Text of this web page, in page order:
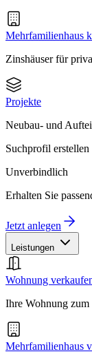
Mehrfamilienhaus
Zinshäuser für
Projekte
Neubau- und
Suchprofil erstellen
Unverbindlich
Erhalten Sie
Jetzt anlegen
Leistungen
Wohnung
Ihre Wohnung zum
Mehrfamilienhaus